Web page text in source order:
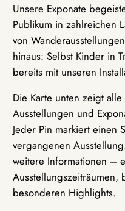
Unsere Exponate
Publikum in zahlreichen
von
hinaus: Selbst Kinder in
bereits mit unseren
Die Karte unten zeigt
Ausstellungen und
Jeder Pin markiert einen
vergangenen
weitere Informationen –
Ausstellungszeiträumen,
besonderen Highlights.